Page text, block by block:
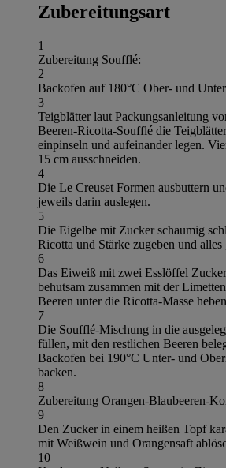
Zubereitungsart
1
Zubereitung Soufflé:
2
Backofen auf 180°C Ober- und
3
Teigblätter laut Packungsanleitung
Beeren-Ricotta-Soufflé die
einpinseln und aufeinander legen.
15 cm ausschneiden.
4
Die Le Creuset Formen ausbuttern
jeweils darin auslegen.
5
Die Eigelbe mit Zucker schaumig
Ricotta und Stärke zugeben und alles
6
Das Eiweiß mit zwei Esslöffel
behutsam zusammen mit der
Beeren unter die Ricotta-Masse
7
Die Soufflé-Mischung in die
füllen, mit den restlichen Beeren
Backofen bei 190°C Unter- und
backen.
8
Zubereitung Orangen-Blaubeeren-
9
Den Zucker in einem heißen Topf
mit Weißwein und Orangensaft
10